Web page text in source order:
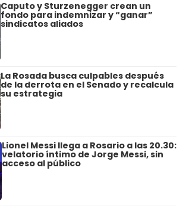
Caputo y Sturzenegger crean un
fondo para indemnizar y “ganar”
sindicatos aliados
La Rosada busca culpables después
de la derrota en el Senado y recalcula
su estrategia
Lionel Messi llega a Rosario a las 20.30:
velatorio íntimo de Jorge Messi, sin
acceso al público